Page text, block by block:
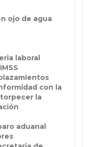
ojo de agua
laboral
con la
la
aduanal